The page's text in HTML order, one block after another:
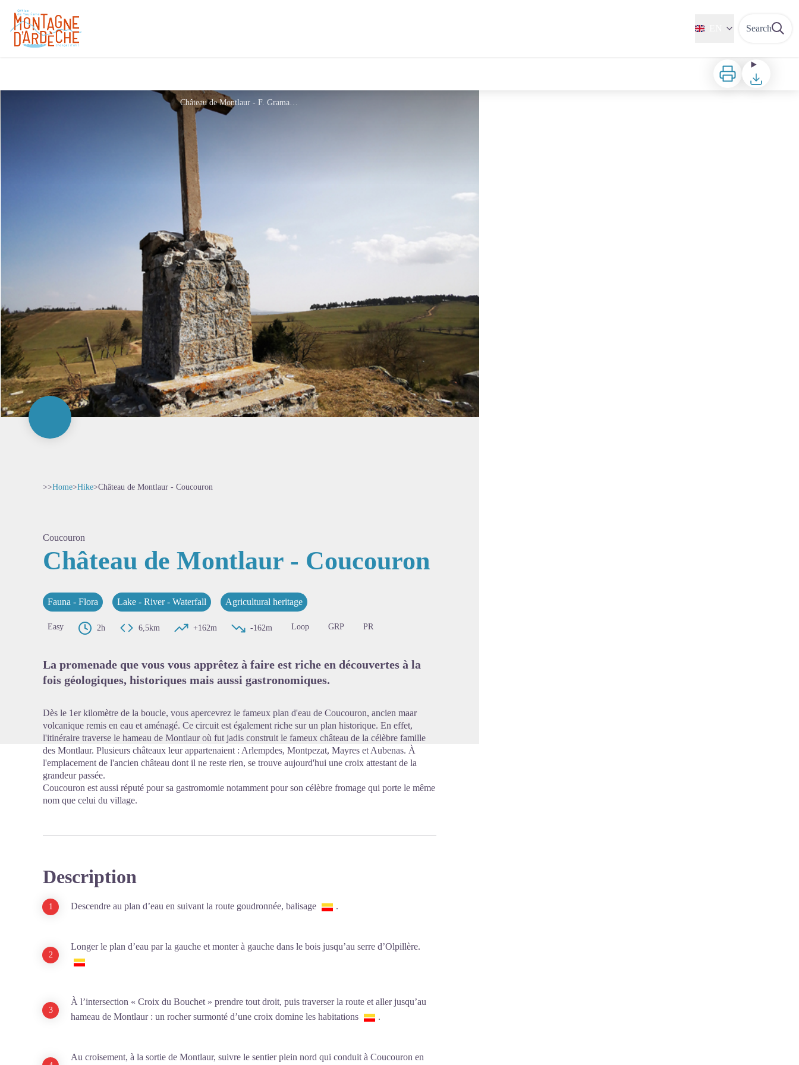
Search
Print Download
Château de Montlaur - F. Gramayze
>>Home>Hike>Château de Montlaur - Coucouron
Coucouron
Château de Montlaur - Coucouron
Fauna - Flora Lake - River - Waterfall Agricultural heritage
Easy 2h 6,5km +162m -162m Loop GRP PR
La promenade que vous vous apprêtez à faire est riche en découvertes à la
fois géologiques, historiques mais aussi gastronomiques.
Dès le 1er kilomètre de la boucle, vous apercevrez le fameux plan d'eau de Coucouron, ancien maar
volcanique remis en eau et aménagé. Ce circuit est également riche sur un plan historique. En effet,
l'itinéraire traverse le hameau de Montlaur où fut jadis construit le fameux château de la célèbre famille
des Montlaur. Plusieurs châteaux leur appartenaient : Arlempdes, Montpezat, Mayres et Aubenas. À
l'emplacement de l'ancien château dont il ne reste rien, se trouve aujourd'hui une croix attestant de la
grandeur passée.
Coucouron est aussi réputé pour sa gastromomie notamment pour son célèbre fromage qui porte le même
nom que celui du village.
Description
Descendre au plan d’eau en suivant la route goudronnée, balisage .
Longer le plan d’eau par la gauche et monter à gauche dans le bois jusqu’au serre d’Olpillère.
À l’intersection « Croix du Bouchet » prendre tout droit, puis traverser la route et aller jusqu’au
hameau de Montlaur : un rocher surmonté d’une croix domine les habitations
.
Au croisement, à la sortie de Montlaur, suivre le sentier plein nord qui conduit à Coucouron en